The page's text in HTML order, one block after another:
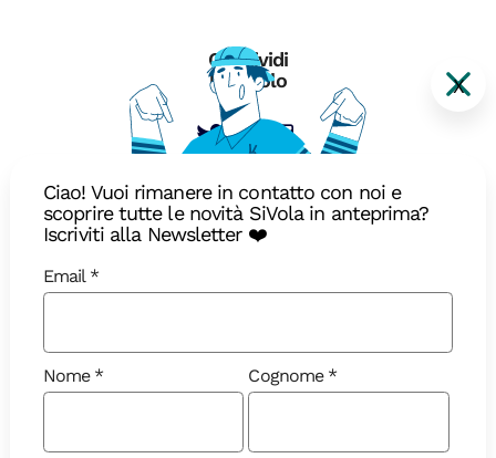
Condividi
l'articolo
X
Ciao! Vuoi rimanere in contatto con noi e
scoprire tutte le novità SiVola in anteprima?
Iscriviti alla Newsletter ❤️
Email
Nome Cognome